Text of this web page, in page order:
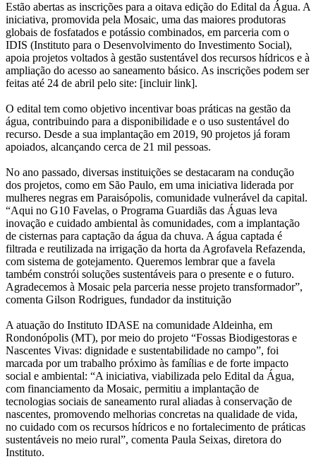
Estão abertas as inscrições para a oitava edição do Edital da Água. A
iniciativa, promovida pela Mosaic, uma das maiores produtoras
globais de fosfatados e potássio combinados, em parceria com o
IDIS (Instituto para o Desenvolvimento do Investimento Social),
apoia projetos voltados à gestão sustentável dos recursos hídricos e à
ampliação do acesso ao saneamento básico. As inscrições podem ser
feitas até 24 de abril pelo site: [incluir link].
O edital tem como objetivo incentivar boas práticas na gestão da
água, contribuindo para a disponibilidade e o uso sustentável do
recurso. Desde a sua implantação em 2019, 90 projetos já foram
apoiados, alcançando cerca de 21 mil pessoas.
No ano passado, diversas instituições se destacaram na condução
dos projetos, como em São Paulo, em uma iniciativa liderada por
mulheres negras em Paraisópolis, comunidade vulnerável da capital.
“Aqui no G10 Favelas, o Programa Guardiãs das Águas leva
inovação e cuidado ambiental às comunidades, com a implantação
de cisternas para captação da água da chuva. A água captada é
filtrada e reutilizada na irrigação da horta da Agrofavela Refazenda,
com sistema de gotejamento. Queremos lembrar que a favela
também constrói soluções sustentáveis para o presente e o futuro.
Agradecemos à Mosaic pela parceria nesse projeto transformador”,
comenta Gilson Rodrigues, fundador da instituição
A atuação do Instituto IDASE na comunidade Aldeinha, em
Rondonópolis (MT), por meio do projeto “Fossas Biodigestoras e
Nascentes Vivas: dignidade e sustentabilidade no campo”, foi
marcada por um trabalho próximo às famílias e de forte impacto
social e ambiental: “A iniciativa, viabilizada pelo Edital da Água,
com financiamento da Mosaic, permitiu a implantação de
tecnologias sociais de saneamento rural aliadas à conservação de
nascentes, promovendo melhorias concretas na qualidade de vida,
no cuidado com os recursos hídricos e no fortalecimento de práticas
sustentáveis no meio rural”, comenta Paula Seixas, diretora do
Instituto.